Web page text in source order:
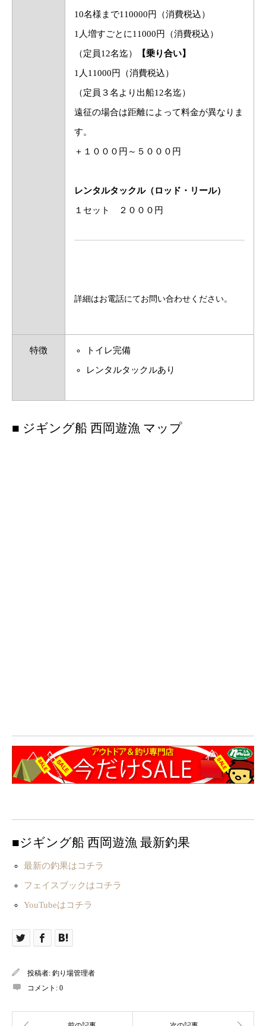
10名様まで110000円（消費税込）
1人増すごとに11000円（消費税込）
（定員12名迄） 【乗り合い】
1人11000円（消費税込）
（定員３名より出船12名迄）
遠征の場合は距離によって料金が異なりま
す。
＋１０００円～５０００円
レンタルタックル（ロッド・リール）
１セット ２０００円
詳細はお電話にてお問い合わせください。
特徴 トイレ完備
レンタルタックルあり
■ ジギング船 西岡遊漁 マップ
■ジギング船 西岡遊漁 最新釣果
最新の釣果はコチラ
フェイスブックはコチラ
YouTubeはコチラ
投稿者: 釣り場管理者
コメント: 0